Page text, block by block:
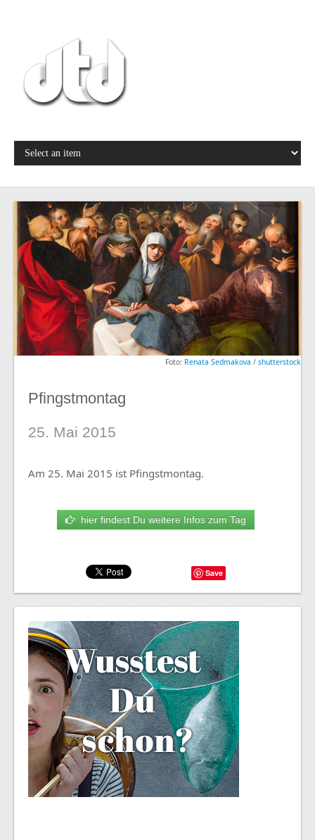
Foto: Renata Sedmakova / shutterstock
Pfingstmontag
25. Mai 2015
Am 25. Mai 2015 ist Pfingstmontag.
hier findest Du weitere Infos zum Tag
Save